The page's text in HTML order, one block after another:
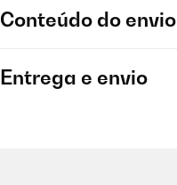
Conteúdo do envio
Entrega e envio